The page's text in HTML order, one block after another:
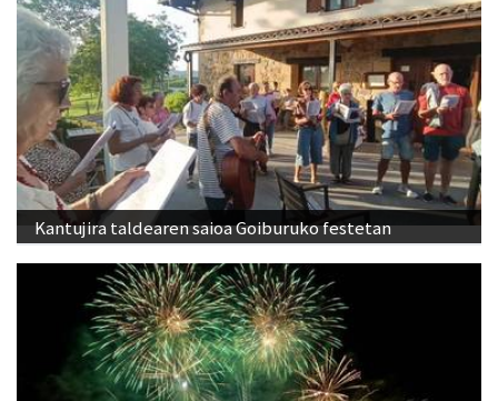
Kantujira taldearen saioa Goiburuko festetan